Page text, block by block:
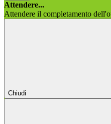
Attendere...
Attendere il completamento
Chiudi